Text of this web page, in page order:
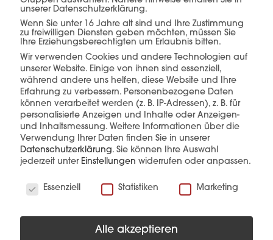
abgestimmt – für eine sichere, effiziente und
reibungslose Umsetzung von der Abholung bis
zur Anlieferung.
unserer Datenschutzerklärung.
Wenn Sie unter 16 Jahre alt sind und Ihre Zustimmung
zu freiwilligen Diensten geben möchten, müssen Sie
Ihre Erziehungsberechtigten um Erlaubnis bitten.
Wir verwenden Cookies und andere Technologien auf
unserer Website. Einige von ihnen sind essenziell,
während andere uns helfen, diese Website und Ihre
Erfahrung zu verbessern. Personenbezogene Daten
können verarbeitet werden (z. B. IP-Adressen), z. B. für
personalisierte Anzeigen und Inhalte oder Anzeigen-
und Inhaltsmessung. Weitere Informationen über die
Verwendung Ihrer Daten finden Sie in unserer
Datenschutzerklärung. Sie können Ihre Auswahl
jederzeit unter Einstellungen widerrufen oder anpassen.
Essenziell
Statistiken Marketing
Alle akzeptieren